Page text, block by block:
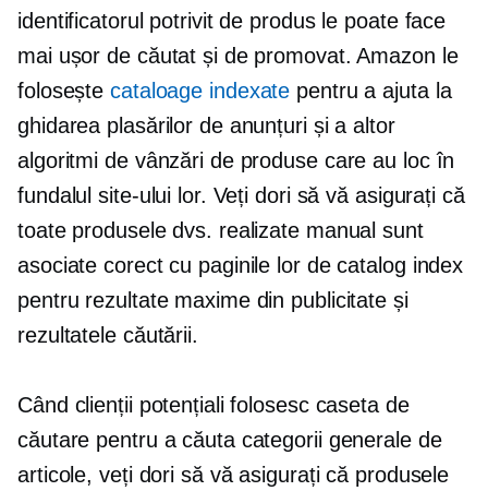
identificatorul potrivit de produs le poate face
mai ușor de căutat și de promovat. Amazon le
foloseștecataloage indexate pentru a ajuta la
ghidarea plasărilor de anunțuri și a altor
algoritmi de vânzări de produse care au loc în
fundalul site-ului lor. Veți dori să vă asigurați că
toate produsele dvs. realizate manual sunt
asociate corect cu paginile lor de catalog index
pentru rezultate maxime din publicitate și
rezultatele căutării.
Când clienții potențiali folosesc caseta de
căutare pentru a căuta categorii generale de
articole, veți dori să vă asigurați că produsele